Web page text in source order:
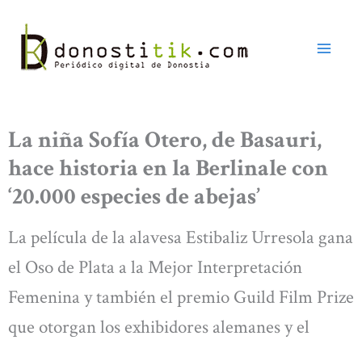
contenido
La niña Sofía Otero, de Basauri,
hace historia en la Berlinale con
‘20.000 especies de abejas’
La película de la alavesa Estibaliz Urresola gana
el Oso de Plata a la Mejor Interpretación
Femenina y también el premio Guild Film Prize
que otorgan los exhibidores alemanes y el